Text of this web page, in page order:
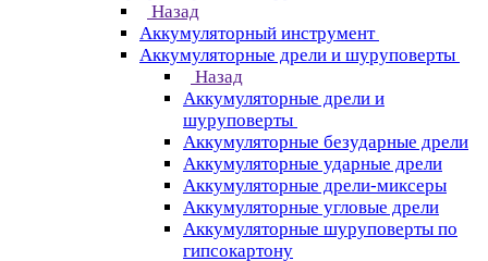
Назад
Аккумуляторный инструмент
Аккумуляторные дрели и шуруповерты
Назад
Аккумуляторные дрели и
шуруповерты
Аккумуляторные безударные дрели
Аккумуляторные ударные дрели
Аккумуляторные дрели-миксеры
Аккумуляторные угловые дрели
Аккумуляторные шуруповерты по
гипсокартону